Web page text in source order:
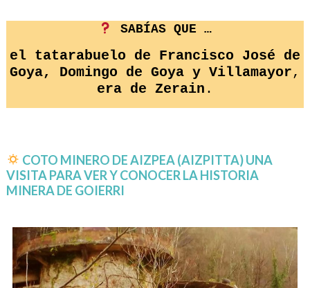
SABÍAS QUE …
el tatarabuelo de Francisco José de
Goya, Domingo de Goya y Villamayor,
era de Zerain .
COTO MINERO DE AIZPEA (AIZPITTA) UNA
VISITA PARA VER Y CONOCER LA HISTORIA
MINERA DE GOIERRI